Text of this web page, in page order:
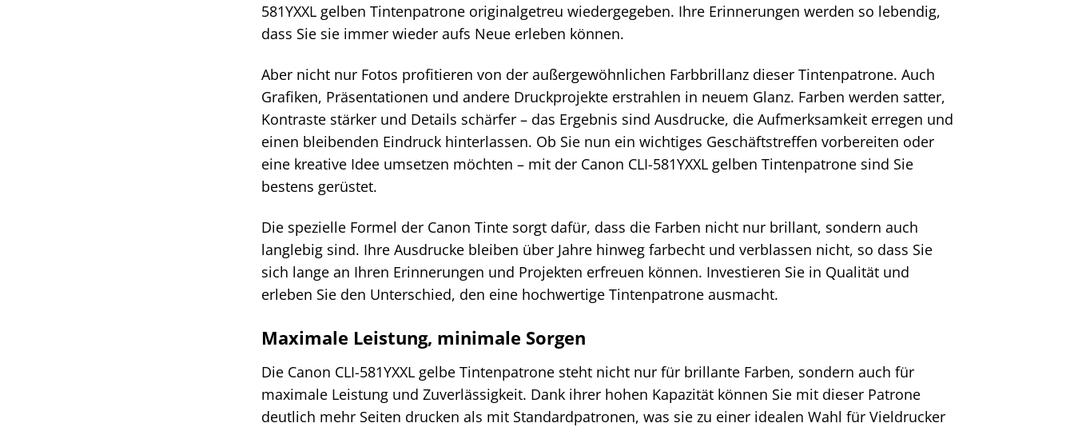
581YXXL gelben Tintenpatrone originalgetreu wiedergegeben. Ihre Erinnerungen werden so lebendig,
dass Sie sie immer wieder aufs Neue erleben können.
Aber nicht nur Fotos profitieren von der außergewöhnlichen Farbbrillanz dieser Tintenpatrone. Auch
Grafiken, Präsentationen und andere Druckprojekte erstrahlen in neuem Glanz. Farben werden satter,
Kontraste stärker und Details schärfer – das Ergebnis sind Ausdrucke, die Aufmerksamkeit erregen und
einen bleibenden Eindruck hinterlassen. Ob Sie nun ein wichtiges Geschäftstreffen vorbereiten oder
eine kreative Idee umsetzen möchten – mit der Canon CLI-581YXXL gelben Tintenpatrone sind Sie
bestens gerüstet.
Die spezielle Formel der Canon Tinte sorgt dafür, dass die Farben nicht nur brillant, sondern auch
langlebig sind. Ihre Ausdrucke bleiben über Jahre hinweg farbecht und verblassen nicht, so dass Sie
sich lange an Ihren Erinnerungen und Projekten erfreuen können. Investieren Sie in Qualität und
erleben Sie den Unterschied, den eine hochwertige Tintenpatrone ausmacht.
Maximale Leistung, minimale Sorgen
Die Canon CLI-581YXXL gelbe Tintenpatrone steht nicht nur für brillante Farben, sondern auch für
maximale Leistung und Zuverlässigkeit. Dank ihrer hohen Kapazität können Sie mit dieser Patrone
deutlich mehr Seiten drucken als mit Standardpatronen, was sie zu einer idealen Wahl für Vieldrucker